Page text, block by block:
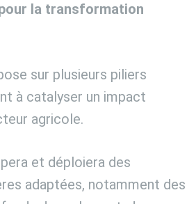
la transformation
sur plusieurs piliers
à catalyser un impact
agricole.
et déploiera des
adaptées, notamment des